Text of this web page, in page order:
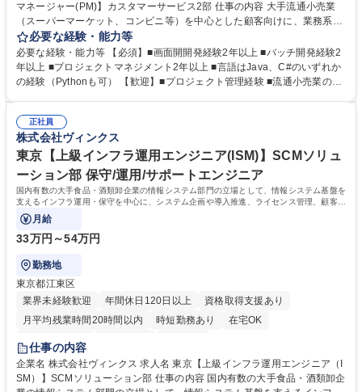
マネージャー(PM)】カスタマーサービス2部 仕事の内容 大手流通小売業
（スーパーマーケット、コンビニ等）を中心とした顧客向けに、業務系シ
ステムのプロジェクトマネージャー（PM） としてご活躍いただきます。
担当領域は、店舗系システム・本部系システム・バックオフィス系システ
ムなど幅広く、システム設計から開発、導入、運用・保守まで一連の工程
をお任せします。 ■大手流通小売業様の店舗系、本部系、バックオフィス
チームで対応頂きます 募集職種 東京【業務系システムのプロジェクトマ
ネージャー(PM)】カスタマーサービス2部
必要な経験・能力等
必要な経験・能力等 【必須】■画面開開発経験2年以上 ■バッチ開発経験2
年以上 ■プロジェクトマネジメント2年以上 ■言語はJava、C#のいずれか
の経験（Pythonも可） 【歓迎】■プロジェクト管理経験 ■流通小売業の業
通小売業の情報システム会社として創業し、流通小売業との長年の関係性
と実績、業務知識の面で圧倒的な強みを保持しています。昨今は先進技術
を用いて人手不足などの社会課題解決、消費者の利便性向上に挑みます。
学歴・資格 学歴：大学院 大学 高専 短大 専修学校 高校 語学力： 資格：
正社員
株式会社ヴィンクス
東京【上級インフラ運用エンジニア(ISM)】SCMソリュ
ーション部 保守/運用/サポートエンジニア
国内有数の大手食品・酒類卸企業の情報システム部門の立場として、情報システム基盤を
支えるインフラ運用・保守を中心に、システム企画や導入推進、ライセンス管理、顧客提
案など幅広い領域を担うポジションです。
月給
33万円～54万円
勤務地
東京都江東区
業界未経験歓迎
年間休日120日以上
資格取得支援あり
月平均残業時間20時間以内
時短勤務あり
在宅OK
完全週休2日制
仕事の内容
企業名 株式会社ヴィンクス 求人名 東京【上級インフラ運用エンジニア（I
SM）】SCMソリューション部 仕事の内容 国内有数の大手食品・酒類卸企